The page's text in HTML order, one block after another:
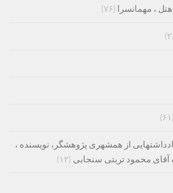
، مهمانسرا (۷۶)
(۶۱)
از همشهری پژوهشگر، نویسنده ،
آقای محمود تربتی سنجابی (۱۲)